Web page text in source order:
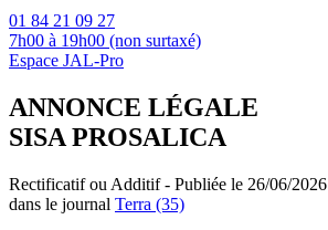
01 84 21 09 27
7h00 à 19h00 (non surtaxé)
Espace JAL-Pro
ANNONCE LÉGALE
SISA PROSALICA
Rectificatif ou Additif - Publiée le 26/06/2026
dans le journal Terra (35)